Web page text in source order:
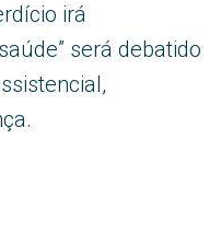
irá
será debatido